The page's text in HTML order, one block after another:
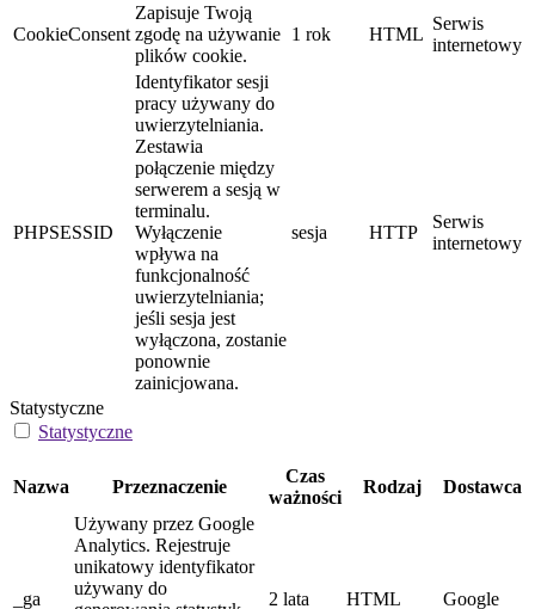
CookieConsent
Zapisuje Twoją
zgodę na używanie
plików cookie.
1 rok HTML
Serwis
internetowy
PHPSESSID
Identyfikator sesji
pracy używany do
uwierzytelniania.
Zestawia
połączenie między
serwerem a sesją w
terminalu.
Wyłączenie
wpływa na
funkcjonalność
uwierzytelniania;
jeśli sesja jest
wyłączona, zostanie
ponownie
zainicjowana.
sesja HTTP
Serwis
internetowy
Statystyczne
Statystyczne
Nazwa Przeznaczenie
Czas
ważności
Rodzaj Dostawca
_ga
Używany przez Google
Analytics. Rejestruje
unikatowy identyfikator
używany do
2 lata HTML Google